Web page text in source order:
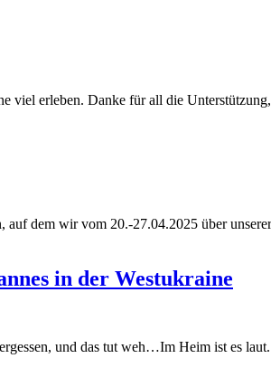
erleben. Danke für all die
dem wir vom 20.-27.04.2025 über
in der Westukraine
und das tut weh…Im Heim ist es